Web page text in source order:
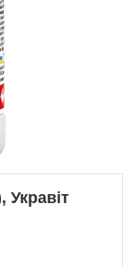
Укравіт